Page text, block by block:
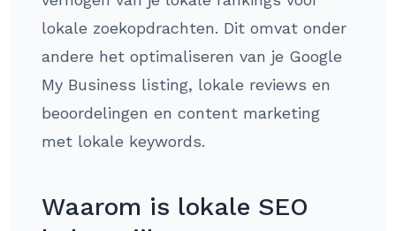
lokale zoekopdrachten. Dit omvat onder
andere het optimaliseren van je Google
My Business listing, lokale reviews en
beoordelingen en content marketing
met lokale keywords.
Waarom is lokale SEO